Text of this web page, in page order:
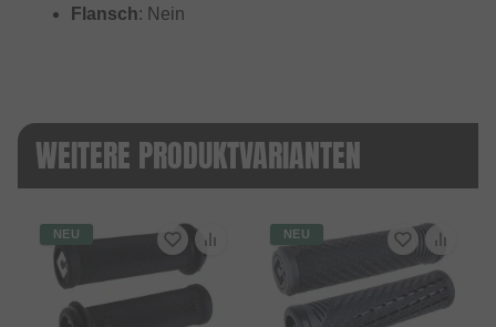
Flansch: Nein
WEITERE PRODUKTVARIANTEN
NEU NEU